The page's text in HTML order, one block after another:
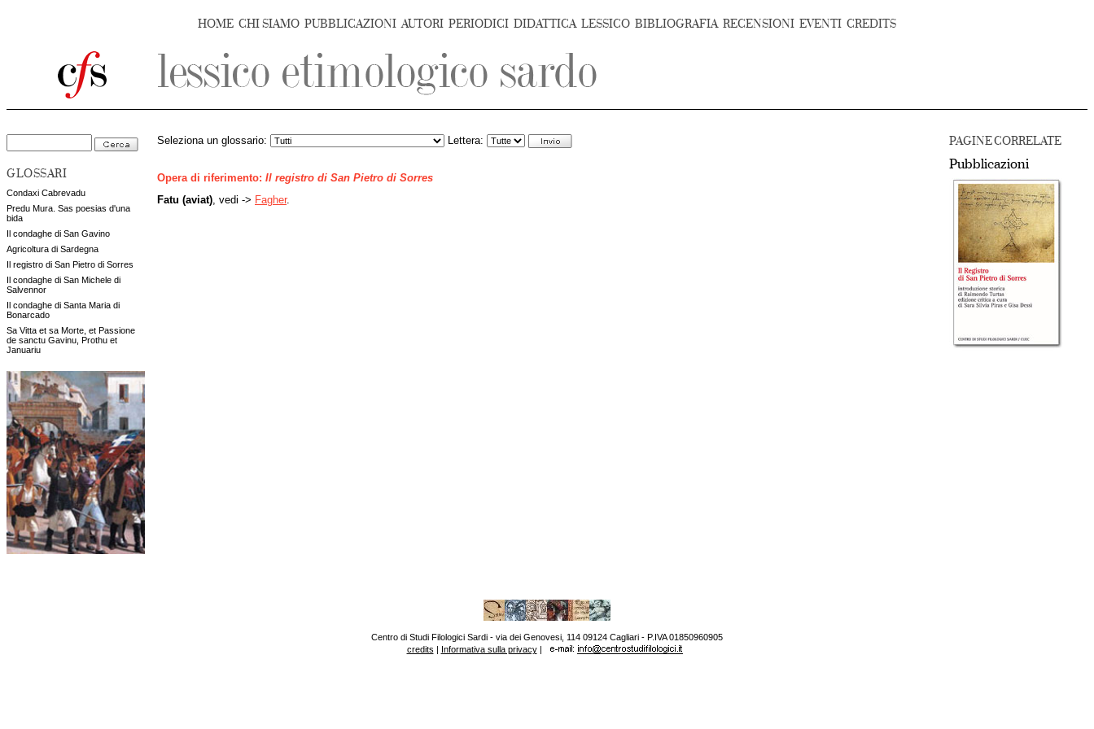
HOME CHI SIAMO PUBBLICAZIONI AUTORI PERIODICI DIDATTICA LESSICO BIBLIOGRAFIA RECENSIONI EVENTI CREDITS
GLOSSARI
Condaxi Cabrevadu
Predu Mura. Sas poesias d'una
bida
Il condaghe di San Gavino
Agricoltura di Sardegna
Il registro di San Pietro di Sorres
Il condaghe di San Michele di
Salvennor
Il condaghe di Santa Maria di
Bonarcado
Sa Vitta et sa Morte, et Passione
de sanctu Gavinu, Prothu et
Januariu
PAGINE CORRELATE
Pubblicazioni
Seleziona un glossario: Lettera:
Opera di riferimento: Il registro di San Pietro di Sorres
Fatu (aviat) , vedi -> Fagher.
Centro di Studi Filologici Sardi - via dei Genovesi, 114 09124 Cagliari - P.IVA 01850960905
credits | Informativa sulla privacy|